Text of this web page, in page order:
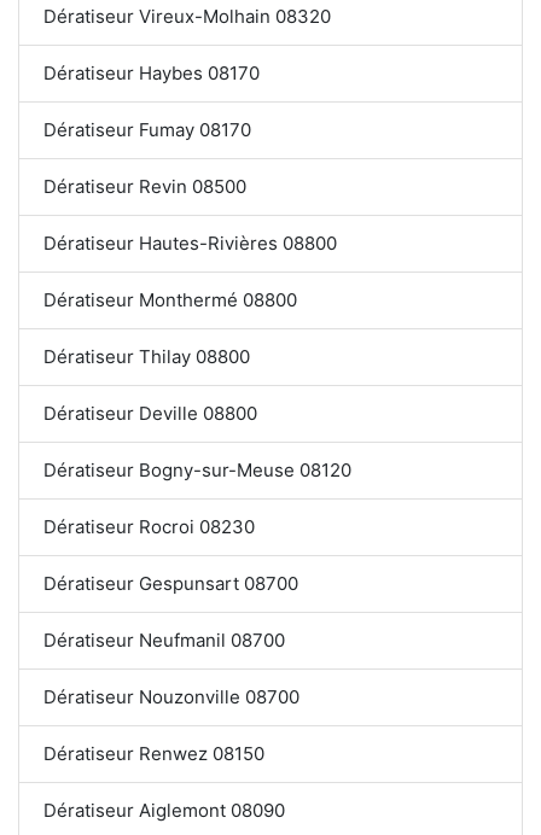
Dératiseur Vireux-Molhain 08320
Dératiseur Haybes 08170
Dératiseur Fumay 08170
Dératiseur Revin 08500
Dératiseur Hautes-Rivières 08800
Dératiseur Monthermé 08800
Dératiseur Thilay 08800
Dératiseur Deville 08800
Dératiseur Bogny-sur-Meuse 08120
Dératiseur Rocroi 08230
Dératiseur Gespunsart 08700
Dératiseur Neufmanil 08700
Dératiseur Nouzonville 08700
Dératiseur Renwez 08150
Dératiseur Aiglemont 08090